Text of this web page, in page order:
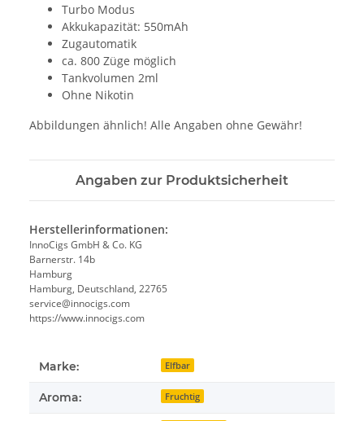
Turbo Modus
Akkukapazität: 550mAh
Zugautomatik
ca. 800 Züge möglich
Tankvolumen 2ml
Ohne Nikotin
Abbildungen ähnlich! Alle Angaben ohne Gewähr!
Angaben zur Produktsicherheit
Herstellerinformationen:
InnoCigs GmbH & Co. KG
Barnerstr. 14b
Hamburg
Hamburg, Deutschland, 22765
service@innocigs.com
https://www.innocigs.com
Marke: Elfbar
Aroma: Fruchtig